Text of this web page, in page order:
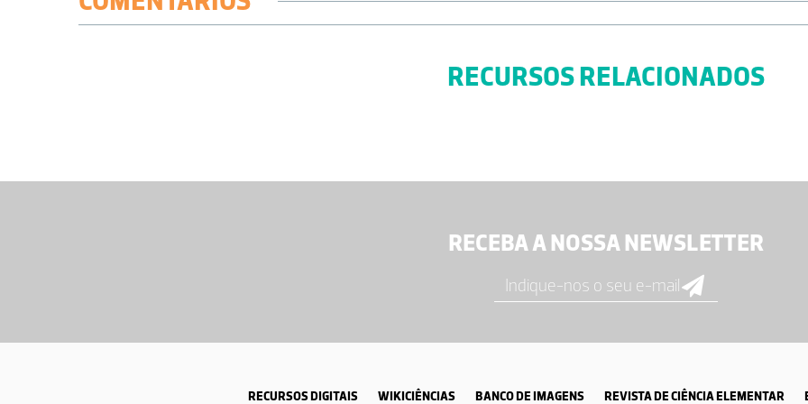
RECURSOS RELACIONADOS
RECEBA A NOSSA NEWSLETTER
RECURSOS DIGITAIS WIKICIÊNCIAS BANCO DE IMAGENS REVISTA DE CIÊNCIA ELEMENTAR